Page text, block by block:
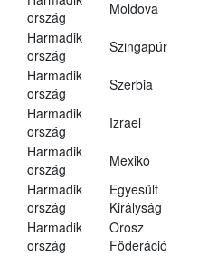
ország
Moldova
Harmadik
ország
Szingapúr
Harmadik
ország
Szerbia
Harmadik
ország
Izrael
Harmadik
ország
Mexikó
Harmadik
ország
Egyesült
Királyság
Harmadik
ország
Orosz
Föderáció